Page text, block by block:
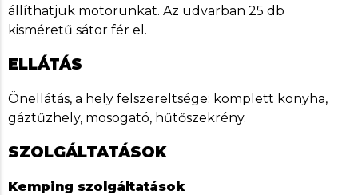
állíthatjuk motorunkat. Az udvarban 25 db
kisméretű sátor fér el.
ELLÁTÁS
Önellátás, a hely felszereltsége: komplett konyha,
gáztűzhely, mosogató, hűtőszekrény.
SZOLGÁLTATÁSOK
Kemping szolgáltatások